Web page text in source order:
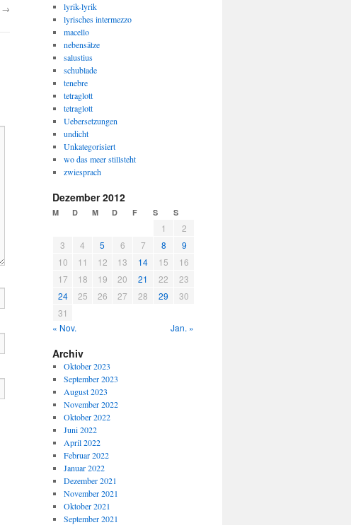
→
lyrik-lyrik
lyrisches intermezzo
macello
nebensätze
salustius
schublade
tenebre
tetraglott
tetraglott
Uebersetzungen
undicht
Unkategorisiert
wo das meer stillsteht
zwiesprach
Dezember 2012
M D M D F S S
1
2
3
4 5 6 7 8
9
10
11 12 13 14 15
16
17
18 19 20 21 22
23
24
25 26 27 28 29
30
31
« Nov.
Jan. »
Archiv
Oktober 2023
September 2023
August 2023
November 2022
Oktober 2022
Juni 2022
April 2022
Februar 2022
Januar 2022
Dezember 2021
November 2021
Oktober 2021
September 2021